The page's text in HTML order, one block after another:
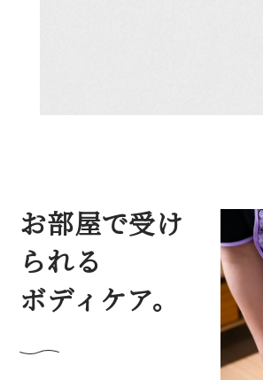
お部屋で受け
られる
ボディケア。